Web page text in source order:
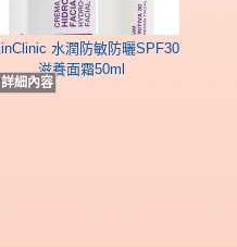
水潤防敏防曬SPF30
滋養面霜50ml
詳細內容